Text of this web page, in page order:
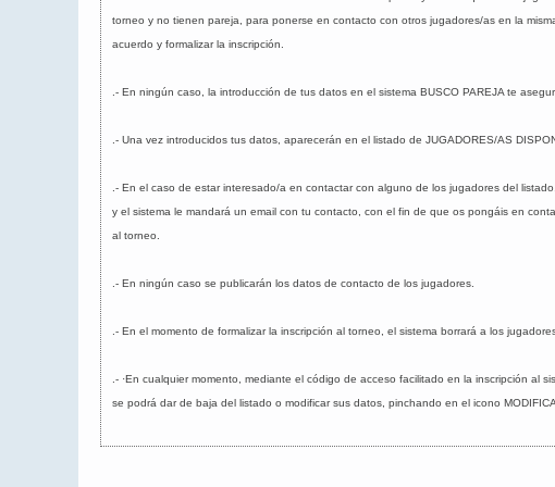
torneo y no tienen pareja, para ponerse en contacto con otros jugadores/as en la
acuerdo y formalizar la inscripción.
.- En ningún caso, la introducción de tus datos en el sistema BUSCO PAREJA te
.- Una vez introducidos tus datos, aparecerán en el listado de JUGADORES/AS
.- En el caso de estar interesado/a en contactar con alguno de los jugadores del
y el sistema le mandará un email con tu contacto, con el fin de que os pongáis en
al torneo.
.- En ningún caso se publicarán los datos de contacto de los jugadores.
.- En el momento de formalizar la inscripción al torneo, el sistema borrará a los
.- ·En cualquier momento, mediante el código de acceso facilitado en la inscripción al
se podrá dar de baja del listado o modificar sus datos, pinchando en el icono